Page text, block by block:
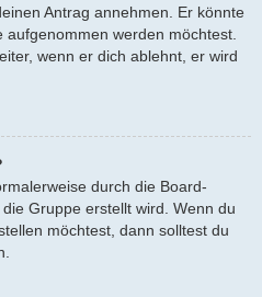
Antrag annehmen. Er könnte
werden möchtest.
wenn er dich ablehnt, er wird
durch die Board-
Gruppe erstellt wird. Wenn du
möchtest, dann solltest du